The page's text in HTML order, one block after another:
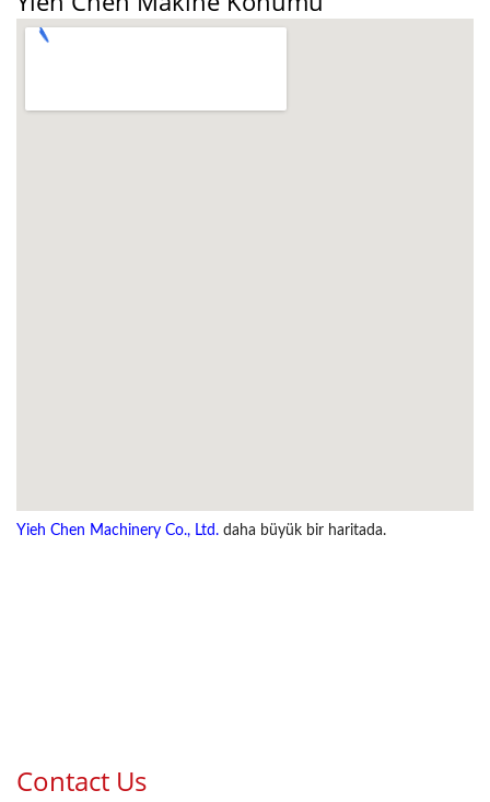
Yieh Chen Machinery Co., Ltd. daha büyük bir haritada.